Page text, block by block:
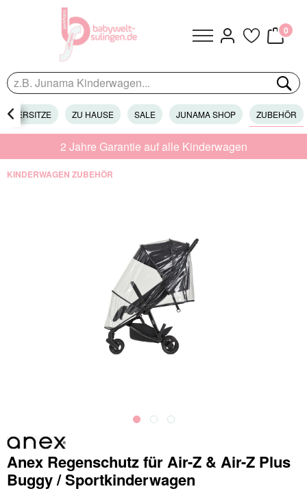
0
ZU HAUSE SALE JUNAMA SHOP ZUBEHÖR

2 Jahre Garantie auf alle Kinderwagen
KINDERWAGEN ZUBEHÖR
Anex Regenschutz für Air-Z & Air-Z Plus
Buggy / Sportkinderwagen